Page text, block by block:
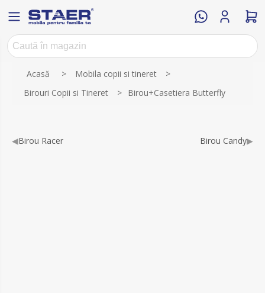
Acasă > Mobila copii si tineret
>
Birouri Copii si Tineret
> Birou+Casetiera Butterfly
◀Birou Racer Birou Candy▶
Numele atributului Valoarea atributului